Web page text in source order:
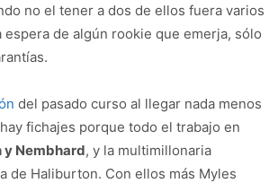
no el tener a dos de ellos fuera varios
de algún rookie que emerja, sólo
del pasado curso al llegar nada menos
fichajes porque todo el trabajo en
y Nembhard, y la multimillonaria
de Haliburton. Con ellos más Myles